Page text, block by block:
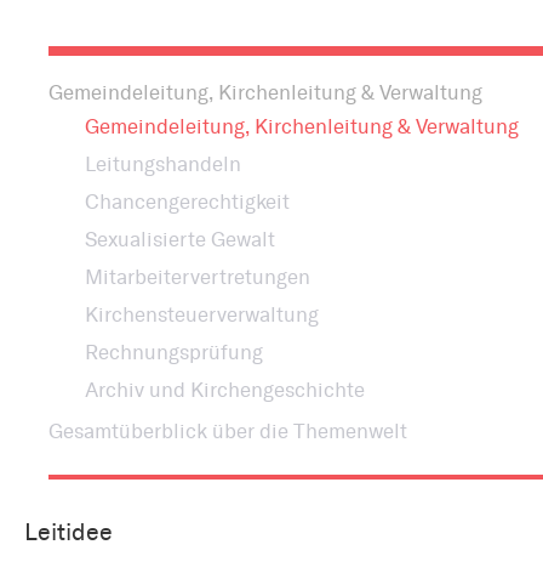
Gemeindeleitung, Kirchenleitung & Verwaltung
Gemeindeleitung, Kirchenleitung & Verwaltung
Leitungshandeln
Chancengerechtigkeit
Sexualisierte Gewalt
Mitarbeitervertretungen
Kirchensteuerverwaltung
Rechnungsprüfung
Archiv und Kirchengeschichte
Gesamtüberblick über die Themenwelt
Leitidee